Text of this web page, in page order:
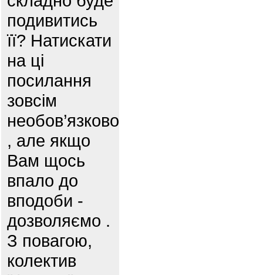
подивитись
її? Натискати
на ці
посилання
зовсім
необов’язково
, але якщо
Вам щось
впало до
вподоби -
дозволяємо .
З повагою,
колектив